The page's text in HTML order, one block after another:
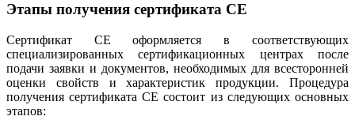
Этапы получения сертификата СЕ
Сертификат СЕ оформляется в соответствующих
специализированных сертификационных центрах после
подачи заявки и документов, необходимых для всесторонней
оценки свойств и характеристик продукции. Процедура
получения сертификата СЕ состоит из следующих основных
этапов: